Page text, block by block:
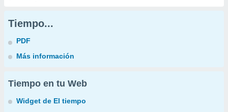
Tiempo...
PDF
Más información
Tiempo en tu Web
Widget de El tiempo